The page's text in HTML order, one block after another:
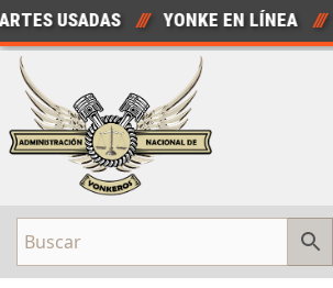
Saltar
al
contenido
USADAS /// YONKE EN LÍNEA ///